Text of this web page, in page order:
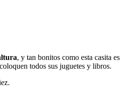
, y tan bonitos como esta casita es
todos sus juguetes y libros.